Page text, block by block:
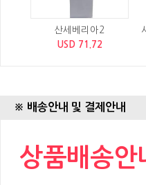
산세베리아2
USD 71.72
※ 배송안내 및 결제안내
상품배송안